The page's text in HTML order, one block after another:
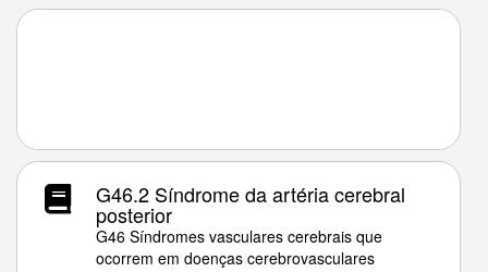
G46.2 Síndrome da artéria cerebral
posterior
G46 Síndromes vasculares cerebrais que
ocorrem em doenças cerebrovasculares